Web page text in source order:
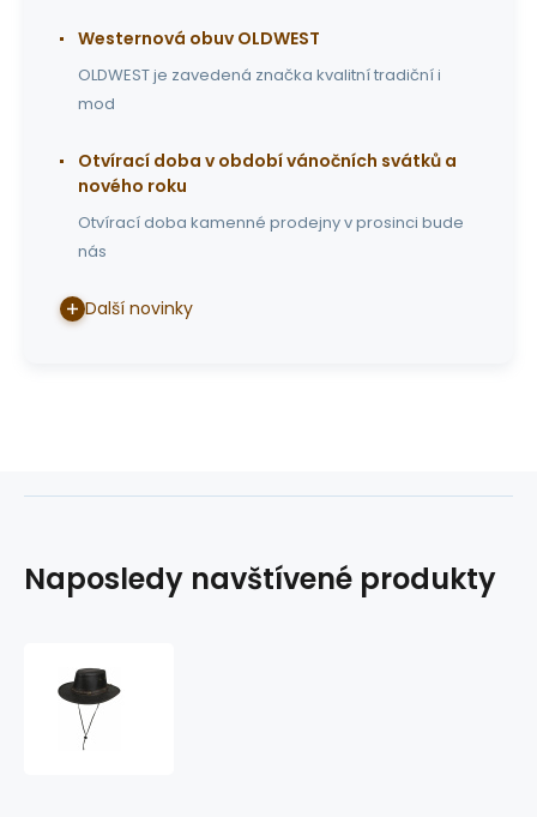
Westernová obuv OLDWEST
OLDWEST je zavedená značka kvalitní tradiční i
mod
Otvírací doba v období vánočních svátků a
nového roku
Otvírací doba kamenné prodejny v prosinci bude
nás
Další novinky
Naposledy navštívené produkty